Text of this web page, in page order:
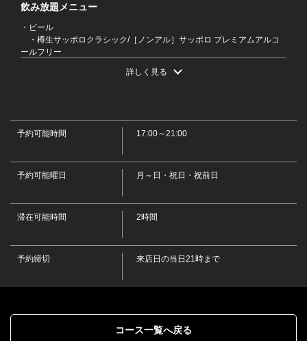
飲み放題メニュー
・ビール
・樽生サッポロクラシック/［ノンアル］サッポロ プレミアムアルコ
ールフリー
・角ハイボール/デュワーズハイボール/くしろ夕日ハイボール
・焼酎［ロック・水割り・お湯割り］
・鏡月(甲類)/白糖 鍛高譚(紫蘇)/黒霧島(芋)/一刻者(芋)/からり芋(芋)/和
・日本酒［冷酒・熱燗］
・釧路 福司 上等辛口/釧路 福司 純米酒/釧路 福司 純米佳選/根室 北の
・梅酒/釧路 鍛高譚 梅酒/にごりゆず酒/マンゴー酒/もも酒/みかん酒
・ソフトドリンク
ュース/パインジュース/ぶどうジュース/アイスコーヒー/ホットコーヒー/
詳しく見る
予約可能時間 17:00～21:00
予約可能曜日 月～日・祝日・祝前日
滞在可能時間 2時間
予約締切 来店日の当日21時まで
コース一覧へ戻る
【プレミアム飲み放題90分】 1780円(税込1958円) | 個室
お店情報をコピー